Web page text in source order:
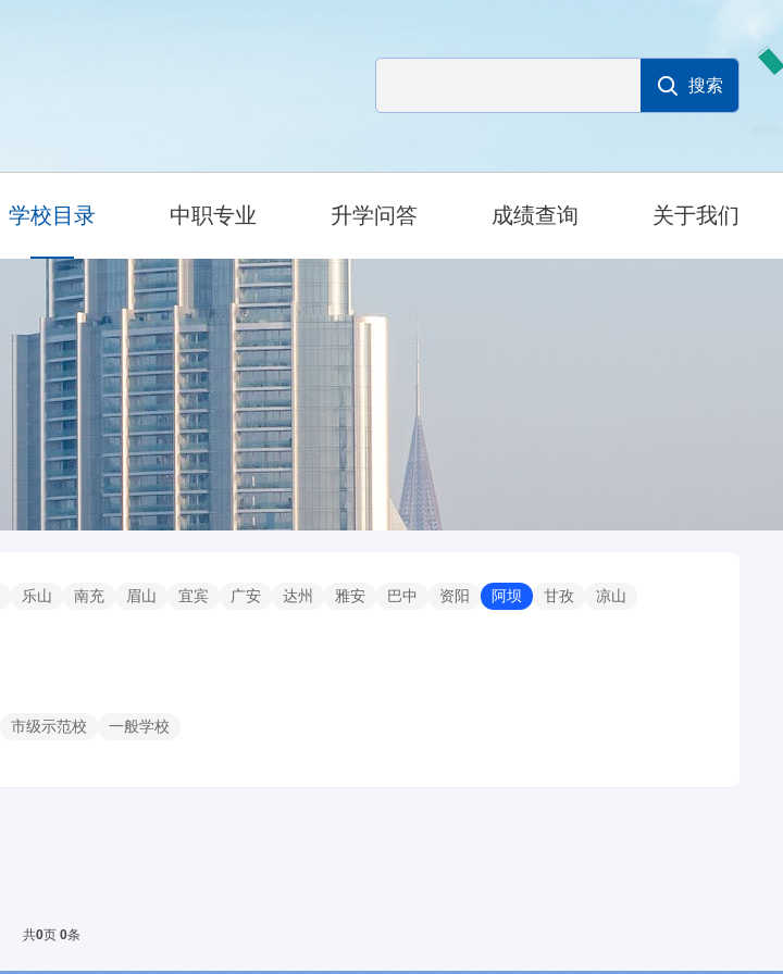
学校目录 中职专业 升学问答 成绩查询 关于我们
乐山 南充 眉山 宜宾 广安 达州 雅安 巴中 资阳 阿坝 甘孜 凉山
市级示范校 一般学校
共0页0条